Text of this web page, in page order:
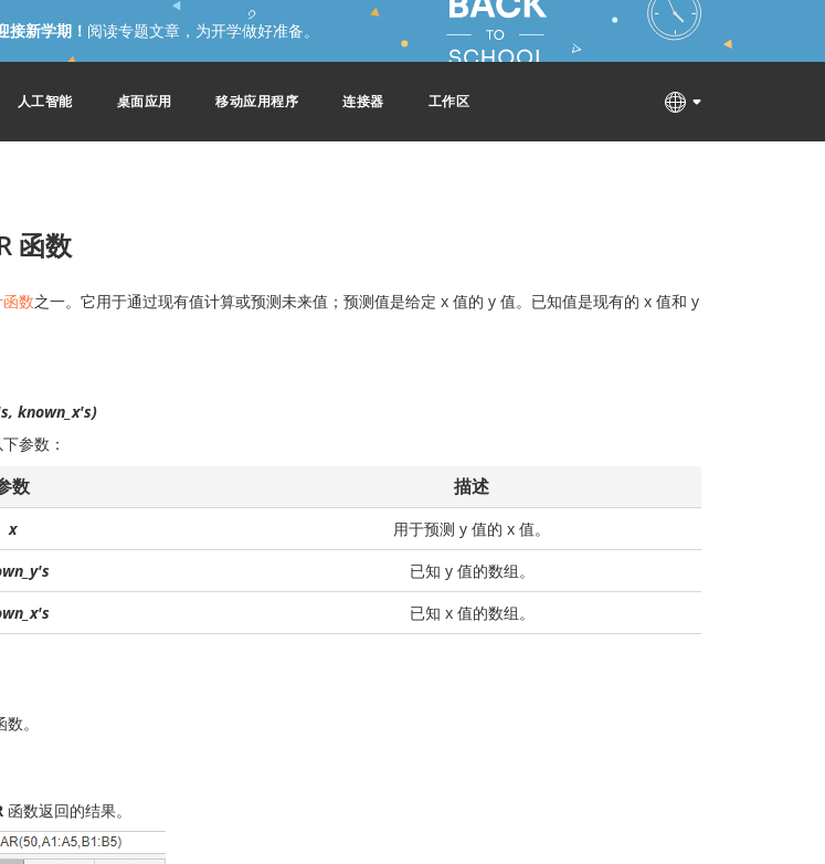
接新学期！ 阅读专题文章，为开学做好准备。
人工智能 桌面应用 移动应用程序 连接器 工作区
函数
数之一。它用于通过现有值计算或预测未来值；预测值是给定 x 值的 y 值。已知值是现有的 x 值和 y
known_x's)
参数：
数 描述
x
用于预测 y 值的 x 值。
已知 y 值的数组。
已知 x 值的数组。
数。
函数返回的结果。